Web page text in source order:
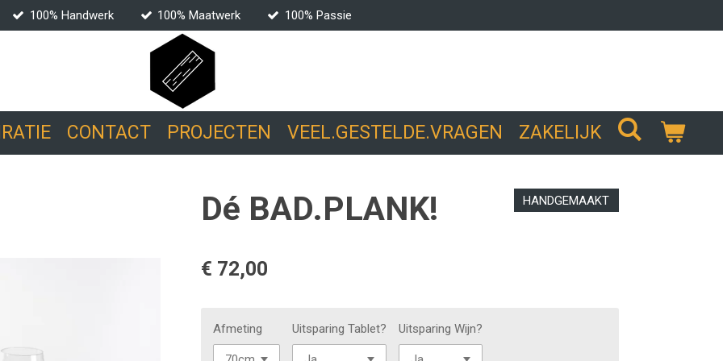
100% Handwerk 100% Maatwerk 100% Passie
CONTACT PROJECTEN VEEL.GESTELDE.VRAGEN ZAKELIJK
Dé BAD.PLANK! HANDGEMAAKT
€ 72,00
Afmeting Uitsparing Tablet? Uitsparing Wijn?